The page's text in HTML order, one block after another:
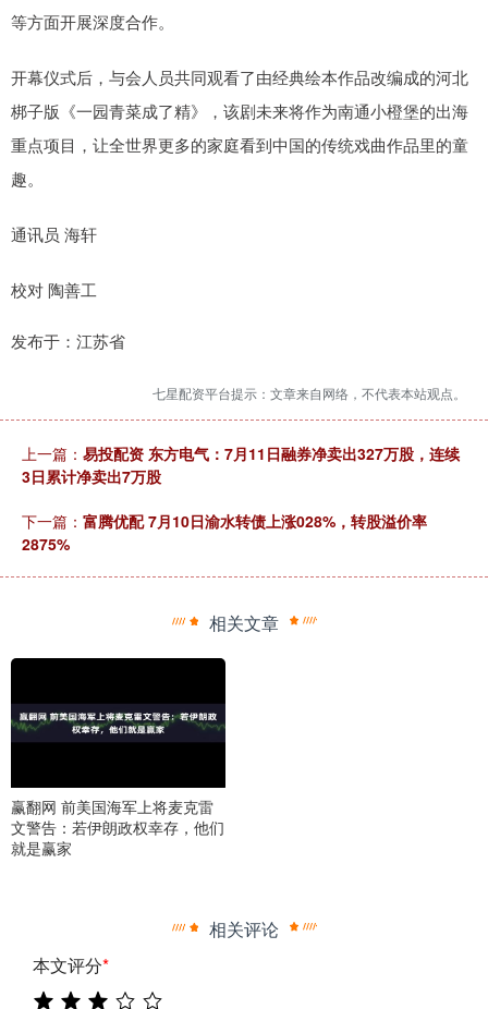
等方面开展深度合作。
开幕仪式后，与会人员共同观看了由经典绘本作品改编成的河北
梆子版《一园青菜成了精》，该剧未来将作为南通小橙堡的出海
重点项目，让全世界更多的家庭看到中国的传统戏曲作品里的童
趣。
通讯员 海轩
校对 陶善工
发布于：江苏省
七星配资平台提示：文章来自网络，不代表本站观点。
上一篇： 易投配资 东方电气：7月11日融券净卖出327万股，连续
3日累计净卖出7万股
下一篇： 富腾优配 7月10日渝水转债上涨028%，转股溢价率
2875%
相关文章
赢翻网 前美国海军上将麦克雷
文警告：若伊朗政权幸存，他们
就是赢家
相关评论
本文评分*